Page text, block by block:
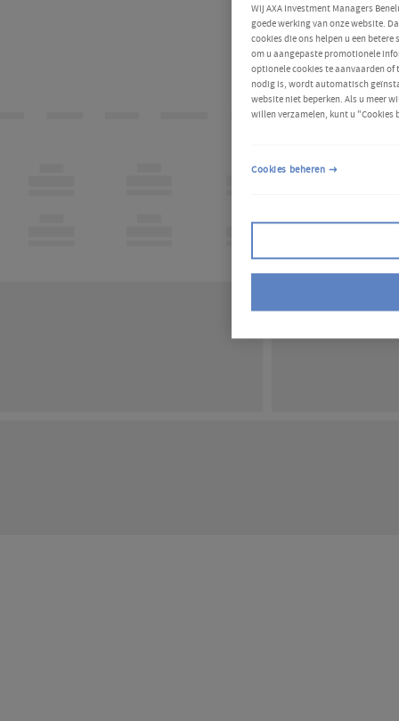
Wij AXA Investment Managers
goede werking van onze website.
cookies die ons helpen u een
om u aangepaste promotionele
optionele cookies te aanvaarden of
nodig is, wordt automatisch
website niet beperken. Als u meer
willen verzamelen, kunt u "Cookies
Cookies beheren